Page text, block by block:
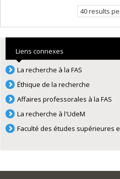
40 results
Liens connexes
La recherche à la FAS
Éthique de la recherche
Affaires professorales à la FAS
La recherche à l'UdeM
Faculté des études supérieures